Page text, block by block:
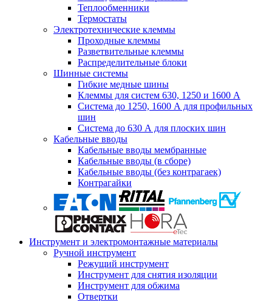
Теплообменники
Термостаты
Электротехнические клеммы
Проходные клеммы
Разветвительные клеммы
Распределительные блоки
Шинные системы
Гибкие медные шины
Клеммы для систем 630, 1250 и 1600 А
Система до 1250, 1600 А для профильных
шин
Система до 630 А для плоских шин
Кабельные вводы
Кабельные вводы мембранные
Кабельные вводы (в сборе)
Кабельные вводы (без контрагаек)
Контрагайки
Инструмент и электромонтажные материалы
Ручной инструмент
Режущий инструмент
Инструмент для снятия изоляции
Инструмент для обжима
Отвертки